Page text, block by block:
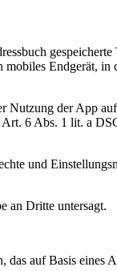
Endgerät, in
Nutzung der App
Art. 6 Abs. 1 lit. a
und
an Dritte untersagt.
auf Basis eines